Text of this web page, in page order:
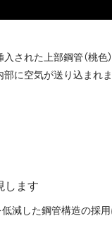
された上部鋼管（桃
に空気が送り込まれ
します
減した鋼管構造の採